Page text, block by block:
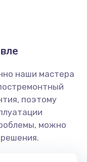
наши мастера
поэтому
можно